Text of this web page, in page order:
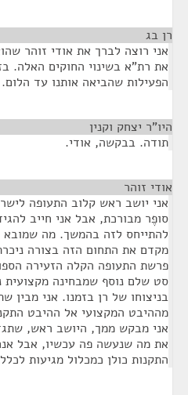
רן בג
אני רוצה לברך את אודי זוהר
את רת"א בשינוי החוקים האלה.
הפעילות שהביאה אותנו עד הלום.
היו"ר יצחק וקנין
תודה. בבקשה, אודי.
אודי זוהר
אני יושב ראש קלוב התעופה
סופֶר מבורכת, אבל אני חייב
להתייחס לזה בהמשך. מה שמובא
מקדם את התחום הזה בצורה
פרשת התעופה הקלה הזעירה
סט שלם נוסף שמבחינה מקצועית
בניצוחו של רן בזמנו. אני מבין
מההיבט המקצועי אל ההיבט
אני מבקש ממך, היושב ראש,
את מה שנעשה פה עכשיו, אבל
התקנות כולן כמכלול מגיעות